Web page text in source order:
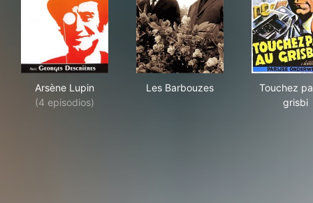
Arsène Lupin
(4 episodios)
Les Barbouzes
Touchez
grisbi